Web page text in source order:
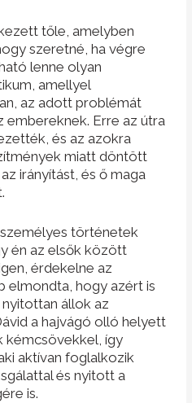
tőle, amelyben
szeretné, ha végre
lenne olyan
amellyel
az adott problémát
embereknek. Erre az útra
és az azokra
miatt döntött
irányítást, és ő maga
történetek
én az elsők között
érdekelne az
elmondta, hogy azért is
állok az
a hajvágó olló helyett
kémcsövekkel, így
aktívan foglalkozik
és nyitott a
is.